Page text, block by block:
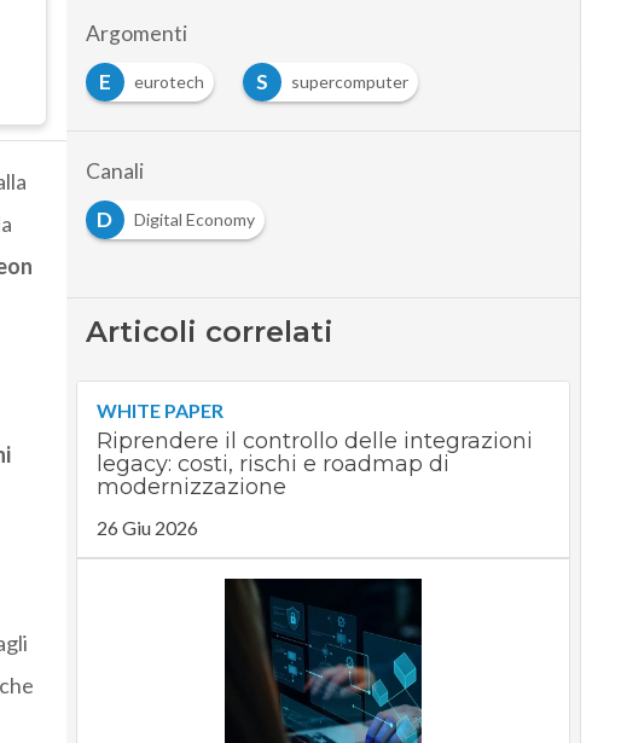
Argomenti
E
eurotech S supercomputer
Canali
D
Digital Economy
Articoli correlati
WHITE PAPER
Riprendere il controllo delle integrazioni
legacy: costi, rischi e roadmap di
modernizzazione
26 Giu 2026